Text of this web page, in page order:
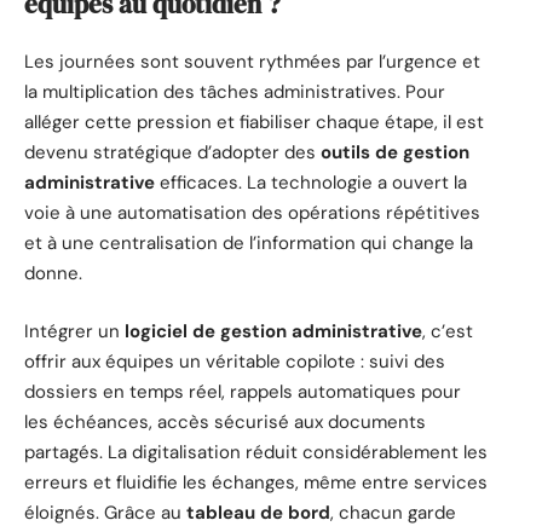
Les journées sont souvent rythmées par l’urgence et
la multiplication des tâches administratives. Pour
alléger cette pression et fiabiliser chaque étape, il est
devenu stratégique d’adopter des outils de gestion
administrative efficaces. La technologie a ouvert la
voie à une automatisation des opérations répétitives
et à une centralisation de l’information qui change la
donne.
Intégrer un logiciel de gestion administrative, c’est
offrir aux équipes un véritable copilote : suivi des
dossiers en temps réel, rappels automatiques pour
les échéances, accès sécurisé aux documents
partagés. La digitalisation réduit considérablement les
erreurs et fluidifie les échanges, même entre services
éloignés. Grâce au tableau de bord, chacun garde